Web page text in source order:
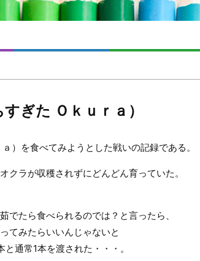
ぎた Ｏｋｕｒａ）
）を食べてみようとした戦いの記録である。
クラが収穫されずにどんどん育っていた。
でたら食べられるのでは？と言ったら、
てみたらいいんじゃないと
と通常1本を渡された・・・。